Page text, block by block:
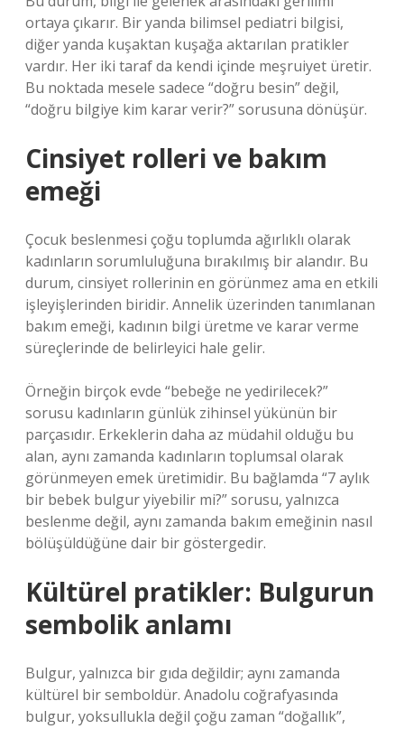
ortaya çıkarır. Bir yanda bilimsel pediatri bilgisi,
diğer yanda kuşaktan kuşağa aktarılan pratikler
vardır. Her iki taraf da kendi içinde meşruiyet üretir.
Bu noktada mesele sadece “doğru besin” değil,
“doğru bilgiye kim karar verir?” sorusuna dönüşür.
Cinsiyet rolleri ve bakım
emeği
Çocuk beslenmesi çoğu toplumda ağırlıklı olarak
kadınların sorumluluğuna bırakılmış bir alandır. Bu
durum, cinsiyet rollerinin en görünmez ama en etkili
işleyişlerinden biridir. Annelik üzerinden tanımlanan
bakım emeği, kadının bilgi üretme ve karar verme
süreçlerinde de belirleyici hale gelir.
Örneğin birçok evde “bebeğe ne yedirilecek?”
sorusu kadınların günlük zihinsel yükünün bir
parçasıdır. Erkeklerin daha az müdahil olduğu bu
alan, aynı zamanda kadınların toplumsal olarak
görünmeyen emek üretimidir. Bu bağlamda “7 aylık
bir bebek bulgur yiyebilir mi?” sorusu, yalnızca
beslenme değil, aynı zamanda bakım emeğinin nasıl
bölüşüldüğüne dair bir göstergedir.
Kültürel pratikler: Bulgurun
sembolik anlamı
Bulgur, yalnızca bir gıda değildir; aynı zamanda
kültürel bir semboldür. Anadolu coğrafyasında
bulgur, yoksullukla değil çoğu zaman “doğallık”,